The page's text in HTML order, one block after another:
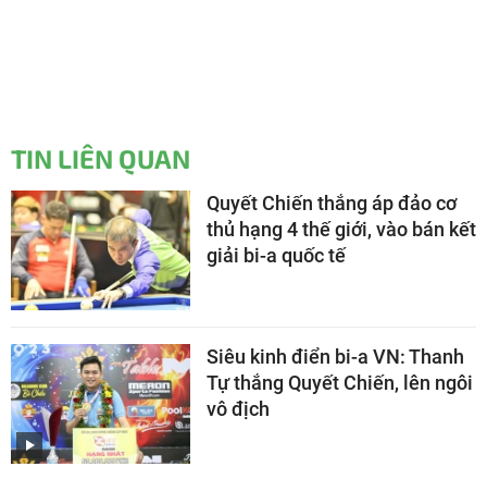
TIN LIÊN QUAN
Quyết Chiến thắng áp đảo cơ
thủ hạng 4 thế giới, vào bán kết
giải bi-a quốc tế
Siêu kinh điển bi-a VN: Thanh
Tự thắng Quyết Chiến, lên ngôi
vô địch